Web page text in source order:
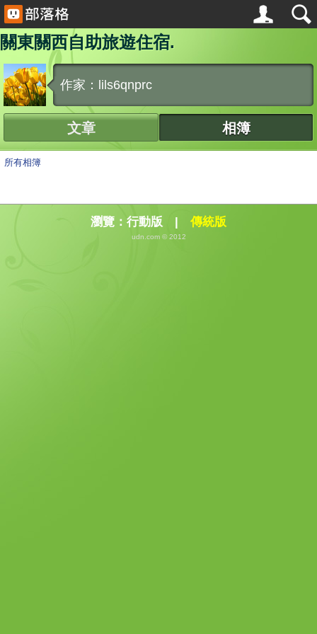
關東關西自助旅遊住宿.
作家：lils6qnprc
文章 相簿
所有相簿
瀏覽： 行動版 | 傳統版
udn.com © 2012